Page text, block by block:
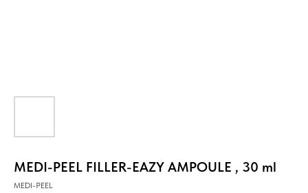
MEDI-PEEL FILLER-EAZY AMPOULE , 30 ml
MEDI-PEEL